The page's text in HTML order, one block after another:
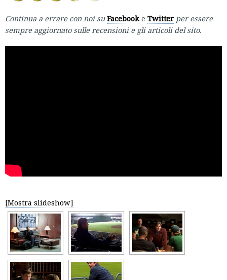
Continua a errare con noi su Facebook e Twitter per essere
sempre aggiornato sulle recensioni e gli articoli del sito.
[Mostra slideshow]